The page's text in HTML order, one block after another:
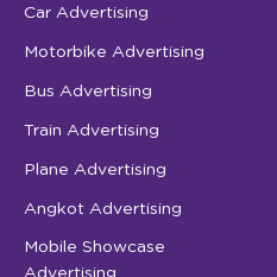
Car Advertising
Motorbike Advertising
Bus Advertising
Train Advertising
Plane Advertising
Angkot Advertising
Mobile Showcase
Advertising